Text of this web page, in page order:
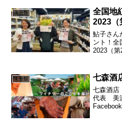
未分類
全国地
2023（
鮎子さん
ント！全
2023（
ルチャー
未分類 七森酒
七森酒
代表 美